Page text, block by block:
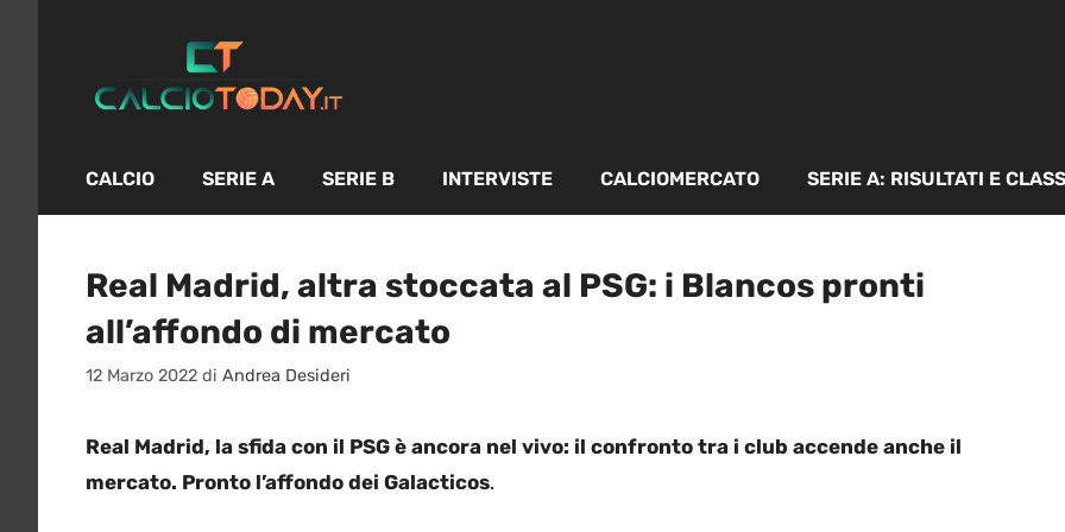
contenuto
CALCIO SERIE A SERIE B INTERVISTE CALCIOMERCATO SERIE A: RISULTATI E
Real Madrid, altra stoccata al PSG: i Blancos pronti
all’affondo di mercato
12 Marzo 2022 di Andrea Desideri
Real Madrid, la sfida con il PSG è ancora nel vivo: il confronto tra i club accende anche il
mercato. Pronto l’affondo dei Galacticos.